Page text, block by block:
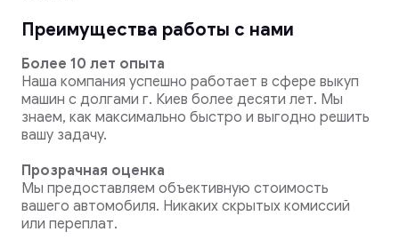
Преимущества работы с нами
Более 10 лет опыта
Наша компания успешно работает в сфере выкуп
машин с долгами г. Киев более десяти лет. Мы
знаем, как максимально быстро и выгодно решить
вашу задачу.
Прозрачная оценка
Мы предоставляем объективную стоимость
вашего автомобиля. Никаких скрытых комиссий
или переплат.